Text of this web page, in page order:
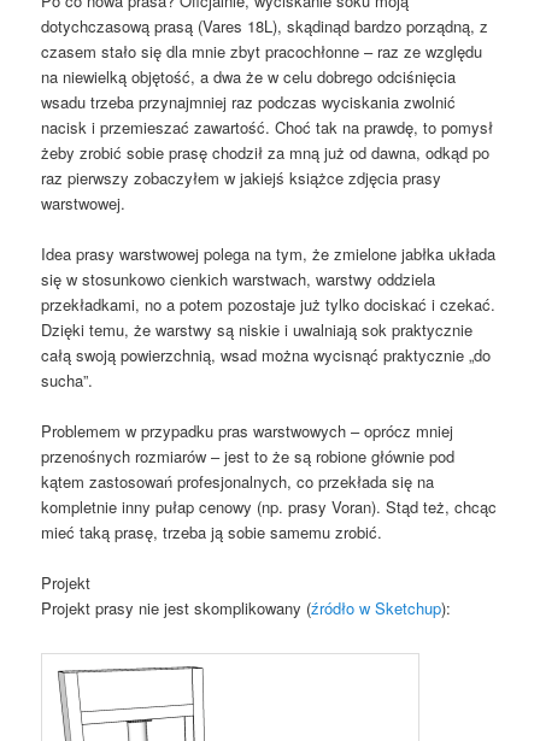
dotychczasową prasą (Vares 18L), skądinąd bardzo porządną, z
czasem stało się dla mnie zbyt pracochłonne – raz ze względu
na niewielką objętość, a dwa że w celu dobrego odciśnięcia
wsadu trzeba przynajmniej raz podczas wyciskania zwolnić
nacisk i przemieszać zawartość. Choć tak na prawdę, to pomysł
żeby zrobić sobie prasę chodził za mną już od dawna, odkąd po
raz pierwszy zobaczyłem w jakiejś książce zdjęcia prasy
warstwowej.
Idea prasy warstwowej polega na tym, że zmielone jabłka układa
się w stosunkowo cienkich warstwach, warstwy oddziela
przekładkami, no a potem pozostaje już tylko dociskać i czekać.
Dzięki temu, że warstwy są niskie i uwalniają sok praktycznie
całą swoją powierzchnią, wsad można wycisnąć praktycznie „do
sucha”.
Problemem w przypadku pras warstwowych – oprócz mniej
przenośnych rozmiarów – jest to że są robione głównie pod
kątem zastosowań profesjonalnych, co przekłada się na
kompletnie inny pułap cenowy (np. prasy Voran). Stąd też, chcąc
mieć taką prasę, trzeba ją sobie samemu zrobić.
Projekt
Projekt prasy nie jest skomplikowany (źródło w Sketchup):